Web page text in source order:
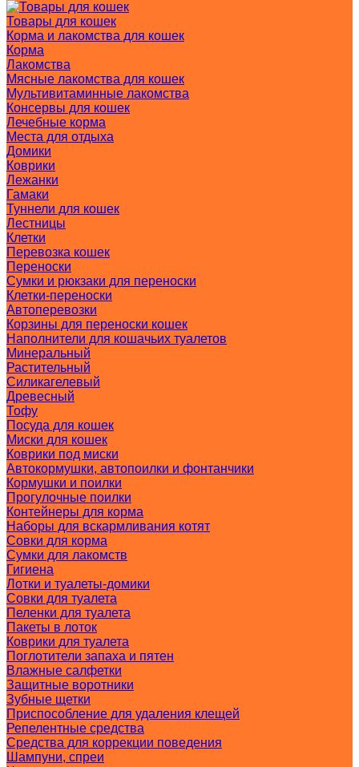
Товары для кошек
Корма и лакомства для кошек
Корма
Лакомства
Мясные лакомства для кошек
Мультивитаминные лакомства
Консервы для кошек
Лечебные корма
Места для отдыха
Домики
Коврики
Лежанки
Гамаки
Туннели для кошек
Лестницы
Клетки
Перевозка кошек
Переноски
Сумки и рюкзаки для переноски
Клетки-переноски
Автоперевозки
Корзины для переноски кошек
Наполнители для кошачьих туалетов
Минеральный
Растительный
Силикагелевый
Древесный
Тофу
Посуда для кошек
Миски для кошек
Коврики под миски
Автокормушки, автопоилки и фонтанчики
Кормушки и поилки
Прогулочные поилки
Контейнеры для корма
Наборы для вскармливания котят
Совки для корма
Сумки для лакомств
Гигиена
Лотки и туалеты-домики
Совки для туалета
Пеленки для туалета
Пакеты в лоток
Коврики для туалета
Поглотители запаха и пятен
Влажные салфетки
Защитные воротники
Зубные щетки
Приспособление для удаления клещей
Репелентные средства
Средства для коррекции поведения
Шампуни, спреи